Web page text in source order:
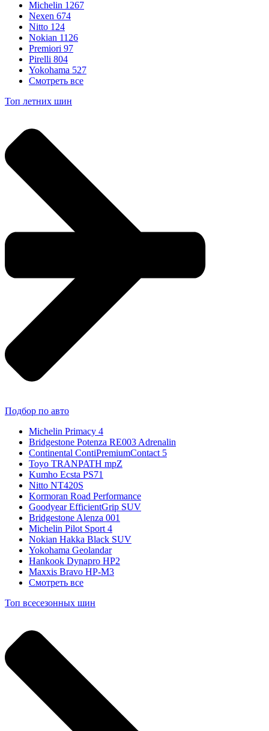
Michelin 1267
Nexen 674
Nitto 124
Nokian 1126
Premiori 97
Pirelli 804
Yokohama 527
Смотреть все
Топ летних шин
Подбор по авто
Michelin Primacy 4
Bridgestone Potenza RE003 Adrenalin
Continental ContiPremiumContact 5
Toyo TRANPATH mpZ
Kumho Ecsta PS71
Nitto NT420S
Kormoran Road Performance
Goodyear EfficientGrip SUV
Bridgestone Alenza 001
Michelin Pilot Sport 4
Nokian Hakka Black SUV
Yokohama Geolandar
Hankook Dynapro HP2
Maxxis Bravo HP-M3
Смотреть все
Топ всесезонных шин